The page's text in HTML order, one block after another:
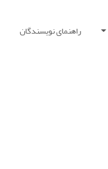
راهنمای نویسندگان